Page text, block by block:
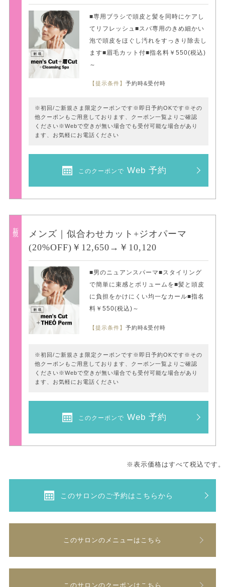
■専用ブラシで頭皮と髪を同時にケアし
てリフレッシュ■スパ専用のきめ細かい
泡で頭皮をほぐし汚れをすっきり除去し
ます■眉毛カット付■指名料￥550(税込)
～
【提示条件】予約時&受付時
※初回/ご新規さま限定クーポンです※即日予約OKです※その
他クーポンもご用意しております、クーポン一覧よりご確認
ください※Webで空きが無い場合でも受付可能な場合があり
ます、お気軽にお電話ください
このクーポンで Web 予約
新規
メンズ｜似合わせカット+ジオパーマ
(20%OFF)￥12,650→￥10,120
■男のニュアンスパーマ■スタイリング
で簡単に束感とボリュームを■髪と頭皮
に負担をかけにくい均一なカール■指名
料￥550(税込)～
【提示条件】予約時&受付時
※初回/ご新規さま限定クーポンです※即日予約OKです※その
他クーポンもご用意しております、クーポン一覧よりご確認
ください※Webで空きが無い場合でも受付可能な場合があり
ます、お気軽にお電話ください
このクーポンで Web 予約
※表示価格はすべて税込です。
このサロンのご予約はこちらから
このサロンのメニューはこちら
このサロンのクーポンはこちら